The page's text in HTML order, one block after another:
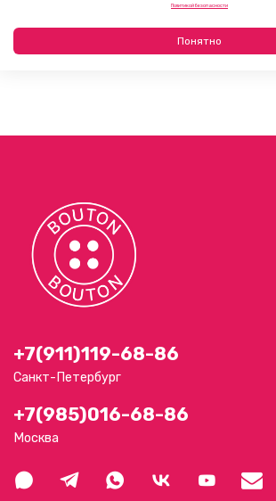
95 руб
+7(911)119-68-86
Санкт-Петербург
+7(985)016-68-86
Москва
Политикой безопасности
Понятно